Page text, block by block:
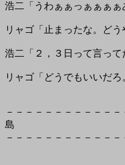
浩二「うわぁぁっぁぁぁぁ
リャゴ「止まったな。どう
浩二「２，３日って言って
リャゴ「どうでもいいだろ
－－－－－－－－－－－
島
－－－－－－－－－－－